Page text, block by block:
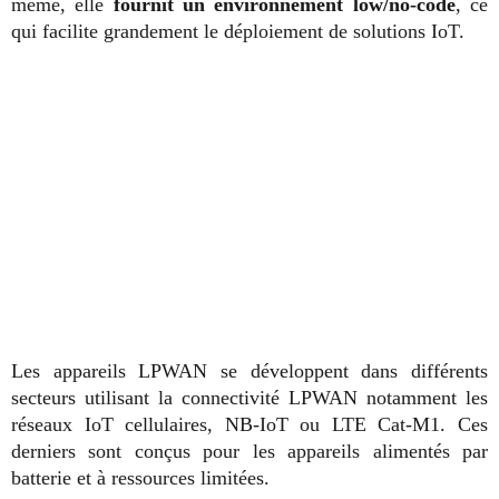
qui facilite grandement le déploiement de solutions IoT.
Les appareils LPWAN se développent dans différents
secteurs utilisant la connectivité LPWAN notamment les
réseaux IoT cellulaires, NB-IoT ou LTE Cat-M1. Ces
derniers sont conçus pour les appareils alimentés par
batterie et à ressources limitées.